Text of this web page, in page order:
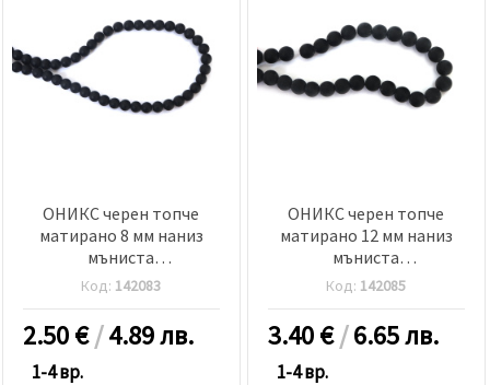
ОНИКС черен топче
матирано 8 мм наниз
мъниста
полускъпоценен камък
±50 броя
Код: 142083
2.50€/4.89 лв.
1-4 вр.
ОНИКС черен топче
матирано 12 мм наниз
мъниста
полускъпоценен камък
±33 броя
Код: 142085
3.40€/6.65 лв.
1-4 вр.